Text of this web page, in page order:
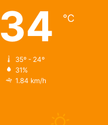
34 ℃
35º - 24º
31%
1.84 km/h